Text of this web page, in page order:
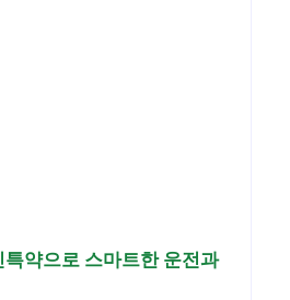
약으로 스마트한 운전과